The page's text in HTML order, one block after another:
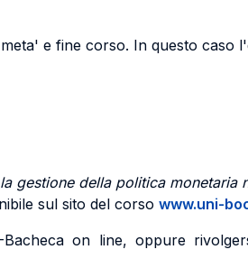
e fine corso. In questo caso
gestione della politica monetaria
sul sito del corso www.uni-
on line, oppure